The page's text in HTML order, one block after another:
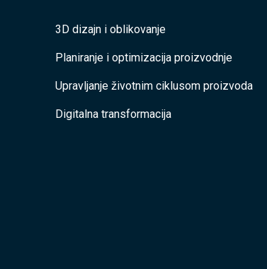
3D dizajn i oblikovanje
Planiranje i optimizacija proizvodnje
Upravljanje životnim ciklusom proizvoda
Digitalna transformacija